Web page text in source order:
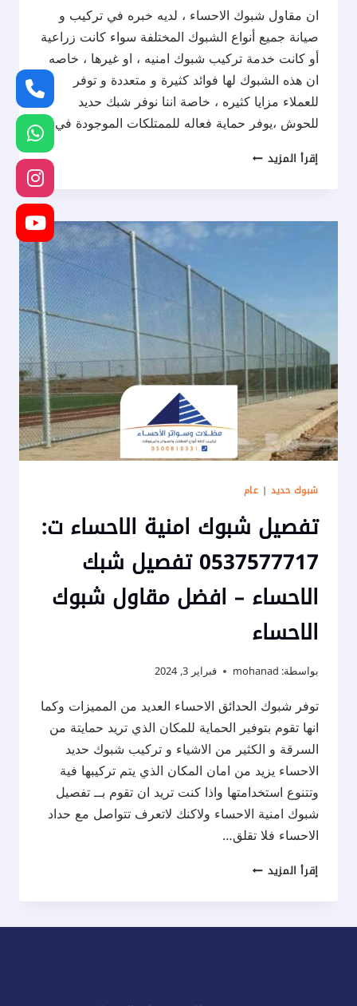
ان مقاول شبوك الاحساء ، لديه خبره في تركيب و
صيانة جميع أنواع الشبوك المختلفة سواء كانت زراعية
أو كانت خدمة تركيب شبوك امنيه ، او غيرها ، خاصه
ان هذه الشبوك لها فوائد كثيرة و متعددة و توفر
للعملاء مزايا كثيره ، خاصة اننا نوفر شبك حديد
للحوش ،يوفر حماية فعاله للممتلكات الموجودة في…
إقرأ المزيدمقاول
ت:
ملاعب
–
شبك
حديد
للاسوار
الاحساء
شبوك حديد | عام
تفصيل شبوك امنية الاحساء ت:
0537577717 تفصيل شبك
الاحساء – افضل مقاول شبوك
الاحساء
بواسطة: mohanad فبراير 3, 2024
توفر شبوك الحدائق الاحساء العديد من المميزات وكما
انها تقوم بتوفير الحماية للمكان الذي تريد حمايتة من
السرقة و الكثير من الاشياء و تركيب شبوك حديد
الاحساء يزيد من امان المكان الذي يتم تركيبها فية
وتتنوع استخدامتها واذا كنت تريد ان تقوم بــ تفصيل
شبوك امنية الاحساء ولاكنك لاتعرف تتواصل مع حداد
الاحساء فلا تقلق…
إقرأ المزيدتفصيل
الاحساء